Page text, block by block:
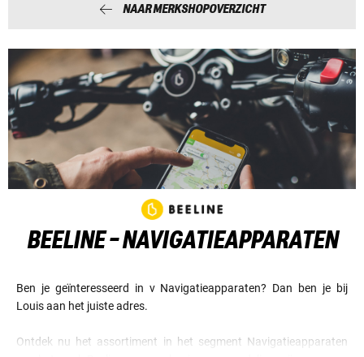
NAAR MERKSHOPOVERZICHT
BEELINE - NAVIGATIEAPPARATEN
Ben je geïnteresseerd in v Navigatieapparaten? Dan ben je bij
Louis aan het juiste adres.
Ontdek nu het assortiment in het segment Navigatieapparaten